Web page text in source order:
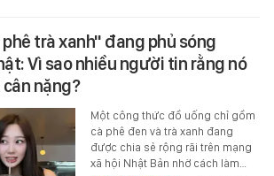
trà xanh" đang phủ sóng
Vì sao nhiều người tin rằng nó
nặng?
Một công thức đồ uống chỉ gồm
cà phê đen và trà xanh đang
được chia sẻ rộng rãi trên mạng
xã hội Nhật Bản nhờ cách làm…